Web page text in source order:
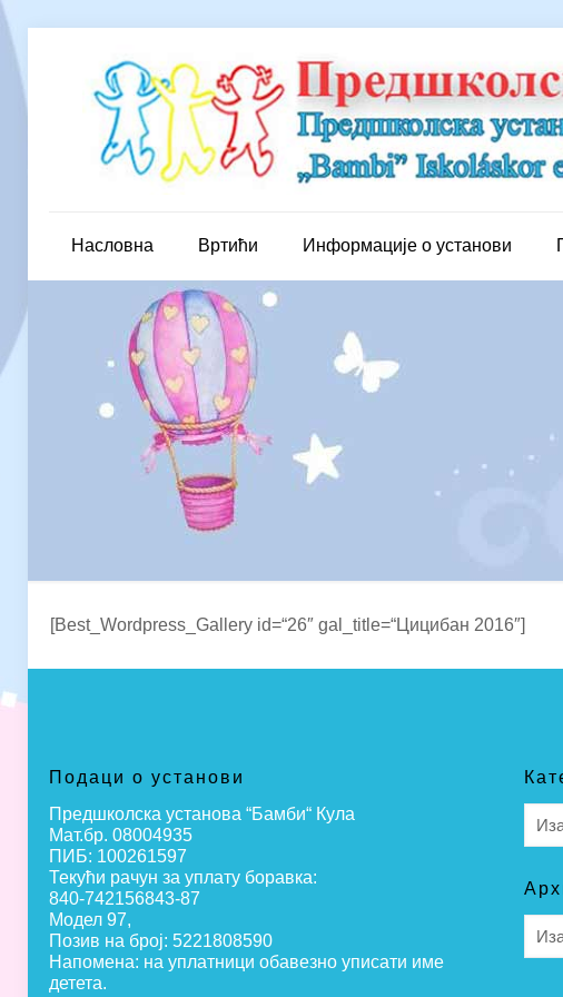
Насловна Вртићи Информације о установи
[Best_Wordpress_Gallery id=“26″ gal_title=“Цицибан 2016″]
Подаци о установи
Предшколска установа “Бамби“ Кула
Мат.бр. 08004935
ПИБ: 100261597
Текући рачун за уплату боравка:
840-742156843-87
Модел 97,
Позив на број: 5221808590
Напомена: на уплатници обавезно уписати име
детета.